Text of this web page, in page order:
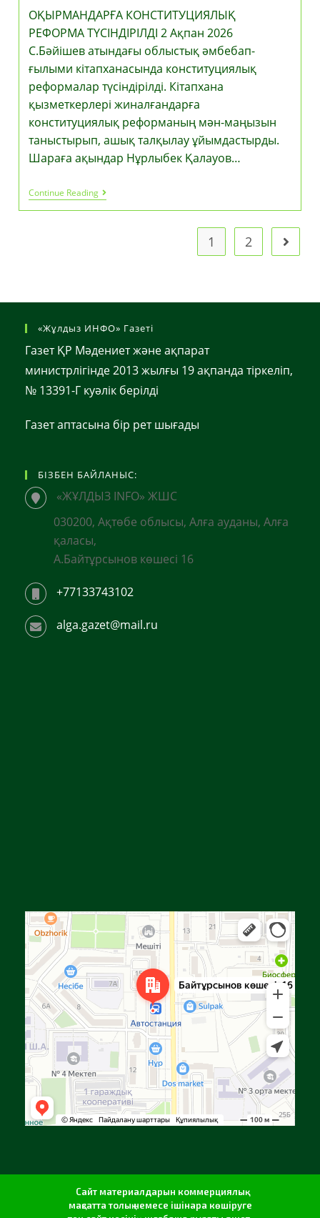
ОҚЫРМАНДАРҒА КОНСТИТУЦИЯЛЫҚ
РЕФОРМА ТҮСІНДІРІЛДІ 2 Ақпан 2026
С.Бәйішев атындағы облыстық әмбебап-
ғылыми кітапханасында конституциялық
реформалар түсіндірілді. Кітапхана
қызметкерлері жиналғандарға
конституциялық реформаның мән-маңызын
таныстырып, ашық талқылау ұйымдастырды.
Шараға ақындар Нұрлыбек Қалауов…
Continue ReadingОҚЫРМАНДАРҒА
КОНСТИТУЦИЯЛЫҚ
РЕФОРМА
1 2 Go to
«Жұлдыз ИНФО» Газеті
Газет ҚР Мәдениет және ақпарат
министрлігінде 2013 жылғы 19 ақпанда тіркеліп,
№ 13391-Г куәлік берілді
Газет аптасына бір рет шығады
БІЗБЕН БАЙЛАНЫС:
«ЖҰЛДЫЗ INFO» ЖШС
030200, Ақтөбе облысы, Алға ауданы, Алға
қаласы,
А.Байтұрсынов көшесі 16
+77133743102
alga.gazet@mail.ru
Яндекс Карталар — көлік, навигация, орындарды іздеу
Сайт материалдарын коммерциялық
мақсатта толық немесе ішінара көшіруге